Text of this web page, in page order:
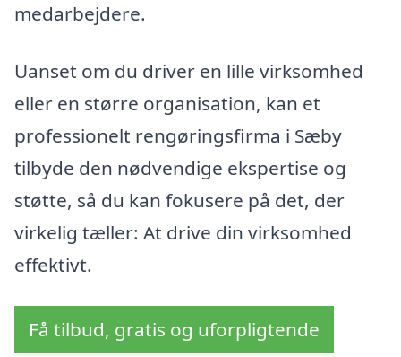
medarbejdere.
Uanset om du driver en lille virksomhed
eller en større organisation, kan et
professionelt rengøringsfirma i Sæby
tilbyde den nødvendige ekspertise og
støtte, så du kan fokusere på det, der
virkelig tæller: At drive din virksomhed
effektivt.
Få tilbud, gratis og uforpligtende